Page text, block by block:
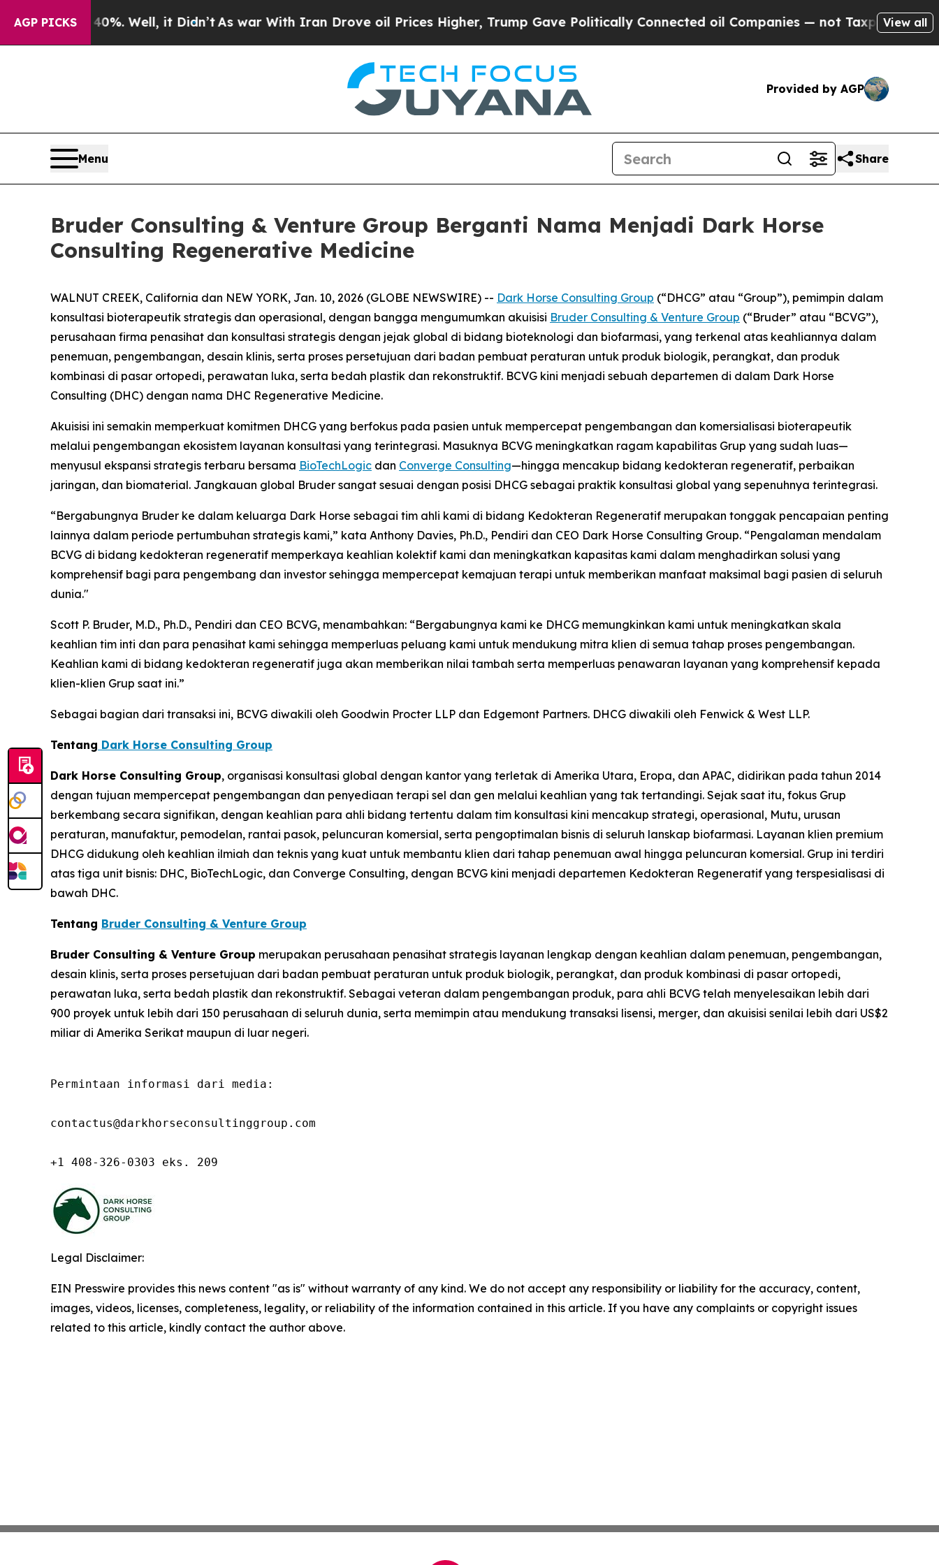
AGP PICKS
40%. Well, it Didn’t As war With Iran Drove oil Prices Higher, Trump Gave Politically Connected oil Companies — not Taxpayers — theView all
Provided by AGP
Menu Share
Bruder Consulting & Venture Group Berganti Nama Menjadi Dark Horse
Consulting Regenerative Medicine
WALNUT CREEK, California dan NEW YORK, Jan. 10, 2026 (GLOBE NEWSWIRE) -- Dark Horse Consulting Group (“DHCG” atau “Group”), pemimpin dalam
konsultasi bioterapeutik strategis dan operasional, dengan bangga mengumumkan akuisisi Bruder Consulting & Venture Group (“Bruder” atau “BCVG”),
perusahaan firma penasihat dan konsultasi strategis dengan jejak global di bidang bioteknologi dan biofarmasi, yang terkenal atas keahliannya dalam
penemuan, pengembangan, desain klinis, serta proses persetujuan dari badan pembuat peraturan untuk produk biologik, perangkat, dan produk
kombinasi di pasar ortopedi, perawatan luka, serta bedah plastik dan rekonstruktif. BCVG kini menjadi sebuah departemen di dalam Dark Horse
Consulting (DHC) dengan nama DHC Regenerative Medicine.
Akuisisi ini semakin memperkuat komitmen DHCG yang berfokus pada pasien untuk mempercepat pengembangan dan komersialisasi bioterapeutik
melalui pengembangan ekosistem layanan konsultasi yang terintegrasi. Masuknya BCVG meningkatkan ragam kapabilitas Grup yang sudah luas—
menyusul ekspansi strategis terbaru bersama BioTechLogic dan Converge Consulting—hingga mencakup bidang kedokteran regeneratif, perbaikan
jaringan, dan biomaterial. Jangkauan global Bruder sangat sesuai dengan posisi DHCG sebagai praktik konsultasi global yang sepenuhnya terintegrasi.
“Bergabungnya Bruder ke dalam keluarga Dark Horse sebagai tim ahli kami di bidang Kedokteran Regeneratif merupakan tonggak pencapaian penting
lainnya dalam periode pertumbuhan strategis kami,” kata Anthony Davies, Ph.D., Pendiri dan CEO Dark Horse Consulting Group. “Pengalaman mendalam
BCVG di bidang kedokteran regeneratif memperkaya keahlian kolektif kami dan meningkatkan kapasitas kami dalam menghadirkan solusi yang
komprehensif bagi para pengembang dan investor sehingga mempercepat kemajuan terapi untuk memberikan manfaat maksimal bagi pasien di seluruh
dunia."
Scott P. Bruder, M.D., Ph.D., Pendiri dan CEO BCVG, menambahkan: “Bergabungnya kami ke DHCG memungkinkan kami untuk meningkatkan skala
keahlian tim inti dan para penasihat kami sehingga memperluas peluang kami untuk mendukung mitra klien di semua tahap proses pengembangan.
Keahlian kami di bidang kedokteran regeneratif juga akan memberikan nilai tambah serta memperluas penawaran layanan yang komprehensif kepada
klien-klien Grup saat ini.”
Sebagai bagian dari transaksi ini, BCVG diwakili oleh Goodwin Procter LLP dan Edgemont Partners. DHCG diwakili oleh Fenwick & West LLP.
Tentang Dark Horse Consulting Group
Dark Horse Consulting Group, organisasi konsultasi global dengan kantor yang terletak di Amerika Utara, Eropa, dan APAC, didirikan pada tahun 2014
dengan tujuan mempercepat pengembangan dan penyediaan terapi sel dan gen melalui keahlian yang tak tertandingi. Sejak saat itu, fokus Grup
berkembang secara signifikan, dengan keahlian para ahli bidang tertentu dalam tim konsultasi kini mencakup strategi, operasional, Mutu, urusan
peraturan, manufaktur, pemodelan, rantai pasok, peluncuran komersial, serta pengoptimalan bisnis di seluruh lanskap biofarmasi. Layanan klien premium
DHCG didukung oleh keahlian ilmiah dan teknis yang kuat untuk membantu klien dari tahap penemuan awal hingga peluncuran komersial. Grup ini terdiri
atas tiga unit bisnis: DHC, BioTechLogic, dan Converge Consulting, dengan BCVG kini menjadi departemen Kedokteran Regeneratif yang terspesialisasi di
bawah DHC.
Tentang Bruder Consulting & Venture Group
Bruder Consulting & Venture Group merupakan perusahaan penasihat strategis layanan lengkap dengan keahlian dalam penemuan, pengembangan,
desain klinis, serta proses persetujuan dari badan pembuat peraturan untuk produk biologik, perangkat, dan produk kombinasi di pasar ortopedi,
perawatan luka, serta bedah plastik dan rekonstruktif. Sebagai veteran dalam pengembangan produk, para ahli BCVG telah menyelesaikan lebih dari
900 proyek untuk lebih dari 150 perusahaan di seluruh dunia, serta memimpin atau mendukung transaksi lisensi, merger, dan akuisisi senilai lebih dari US$2
miliar di Amerika Serikat maupun di luar negeri.
Permintaan informasi dari media:
contactus@darkhorseconsultinggroup.com
+1 408-326-0303 eks. 209
Legal Disclaimer:
EIN Presswire provides this news content "as is" without warranty of any kind. We do not accept any responsibility or liability for the accuracy, content,
images, videos, licenses, completeness, legality, or reliability of the information contained in this article. If you have any complaints or copyright issues
related to this article, kindly contact the author above.